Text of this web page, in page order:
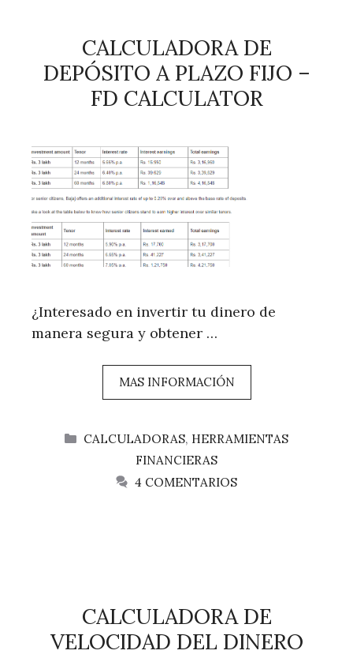
CALCULADORA DE
DEPÓSITO A PLAZO FIJO –
FD CALCULATOR
¿Interesado en invertir tu dinero de
manera segura y obtener …
MAS INFORMACIÓN
CATEGORÍAS
CALCULADORAS, HERRAMIENTAS
FINANCIERAS
4 COMENTARIOS
CALCULADORA DE
VELOCIDAD DEL DINERO